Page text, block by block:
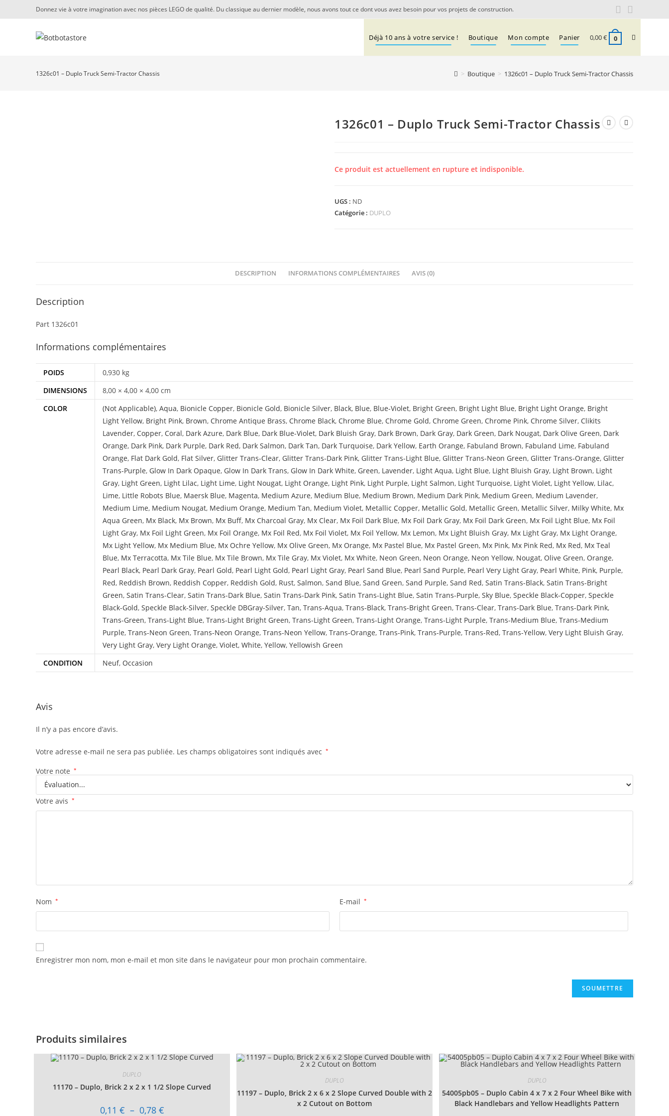
Donnez vie à votre imagination avec nos pièces LEGO de qualité. Du classique au dernier modèle, nous avons tout ce dont vous avez besoin pour vos projets de construction.
Déjà 10 ans à votre service ! Boutique Mon compte Panier 0,00€ 0 Toggle
website
1326c01 – Duplo Truck Semi-Tractor Chassis > Boutique > 1326c01 – Duplo Truck Semi-Tractor Chassis
1326c01 – Duplo Truck Semi-Tractor Chassis
Ce produit est actuellement en rupture et indisponible.
UGS : ND
Catégorie : DUPLO
DESCRIPTION INFORMATIONS COMPLÉMENTAIRES AVIS (0)
Description
Part 1326c01
Informations complémentaires
POIDS
0,930 kg
DIMENSIONS
8,00 × 4,00 × 4,00 cm
COLOR
(Not Applicable), Aqua, Bionicle Copper, Bionicle Gold, Bionicle Silver, Black, Blue, Blue-Violet, Bright Green, Bright Light Blue, Bright Light Orange, Bright
Light Yellow, Bright Pink, Brown, Chrome Antique Brass, Chrome Black, Chrome Blue, Chrome Gold, Chrome Green, Chrome Pink, Chrome Silver, Clikits
Lavender, Copper, Coral, Dark Azure, Dark Blue, Dark Blue-Violet, Dark Bluish Gray, Dark Brown, Dark Gray, Dark Green, Dark Nougat, Dark Olive Green, Dark
Orange, Dark Pink, Dark Purple, Dark Red, Dark Salmon, Dark Tan, Dark Turquoise, Dark Yellow, Earth Orange, Fabuland Brown, Fabuland Lime, Fabuland
Orange, Flat Dark Gold, Flat Silver, Glitter Trans-Clear, Glitter Trans-Dark Pink, Glitter Trans-Light Blue, Glitter Trans-Neon Green, Glitter Trans-Orange, Glitter
Trans-Purple, Glow In Dark Opaque, Glow In Dark Trans, Glow In Dark White, Green, Lavender, Light Aqua, Light Blue, Light Bluish Gray, Light Brown, Light
Gray, Light Green, Light Lilac, Light Lime, Light Nougat, Light Orange, Light Pink, Light Purple, Light Salmon, Light Turquoise, Light Violet, Light Yellow, Lilac,
Lime, Little Robots Blue, Maersk Blue, Magenta, Medium Azure, Medium Blue, Medium Brown, Medium Dark Pink, Medium Green, Medium Lavender,
Medium Lime, Medium Nougat, Medium Orange, Medium Tan, Medium Violet, Metallic Copper, Metallic Gold, Metallic Green, Metallic Silver, Milky White, Mx
Aqua Green, Mx Black, Mx Brown, Mx Buff, Mx Charcoal Gray, Mx Clear, Mx Foil Dark Blue, Mx Foil Dark Gray, Mx Foil Dark Green, Mx Foil Light Blue, Mx Foil
Light Gray, Mx Foil Light Green, Mx Foil Orange, Mx Foil Red, Mx Foil Violet, Mx Foil Yellow, Mx Lemon, Mx Light Bluish Gray, Mx Light Gray, Mx Light Orange,
Mx Light Yellow, Mx Medium Blue, Mx Ochre Yellow, Mx Olive Green, Mx Orange, Mx Pastel Blue, Mx Pastel Green, Mx Pink, Mx Pink Red, Mx Red, Mx Teal
Blue, Mx Terracotta, Mx Tile Blue, Mx Tile Brown, Mx Tile Gray, Mx Violet, Mx White, Neon Green, Neon Orange, Neon Yellow, Nougat, Olive Green, Orange,
Pearl Black, Pearl Dark Gray, Pearl Gold, Pearl Light Gold, Pearl Light Gray, Pearl Sand Blue, Pearl Sand Purple, Pearl Very Light Gray, Pearl White, Pink, Purple,
Red, Reddish Brown, Reddish Copper, Reddish Gold, Rust, Salmon, Sand Blue, Sand Green, Sand Purple, Sand Red, Satin Trans-Black, Satin Trans-Bright
Green, Satin Trans-Clear, Satin Trans-Dark Blue, Satin Trans-Dark Pink, Satin Trans-Light Blue, Satin Trans-Purple, Sky Blue, Speckle Black-Copper, Speckle
Black-Gold, Speckle Black-Silver, Speckle DBGray-Silver, Tan, Trans-Aqua, Trans-Black, Trans-Bright Green, Trans-Clear, Trans-Dark Blue, Trans-Dark Pink,
Trans-Green, Trans-Light Blue, Trans-Light Bright Green, Trans-Light Green, Trans-Light Orange, Trans-Light Purple, Trans-Medium Blue, Trans-Medium
Purple, Trans-Neon Green, Trans-Neon Orange, Trans-Neon Yellow, Trans-Orange, Trans-Pink, Trans-Purple, Trans-Red, Trans-Yellow, Very Light Bluish Gray,
Very Light Gray, Very Light Orange, Violet, White, Yellow, Yellowish Green
CONDITION
Neuf, Occasion
Avis
Il n’y a pas encore d’avis.
Votre adresse e-mail ne sera pas publiée. Les champs obligatoires sont indiqués avec *
Votre note *
Votre avis *
Nom * E-mail *
Enregistrer mon nom, mon e-mail et mon site dans le navigateur pour mon prochain commentaire.
Produits similaires
DUPLO
11170 – Duplo, Brick 2 x 2 x 1 1/2 Slope Curved
0,11 € – 0,78 €Plage
DUPLO
11197 – Duplo, Brick 2 x 6 x 2 Slope Curved Double with 2
x 2 Cutout on Bottom
DUPLO
54005pb05 – Duplo Cabin 4 x 7 x 2 Four Wheel Bike with
Black Handlebars and Yellow Headlights Pattern